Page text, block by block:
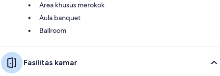
Area khusus merokok
Aula banquet
Ballroom
Fasilitas kamar